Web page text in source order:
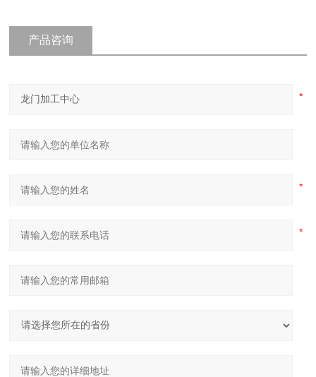
产品咨询